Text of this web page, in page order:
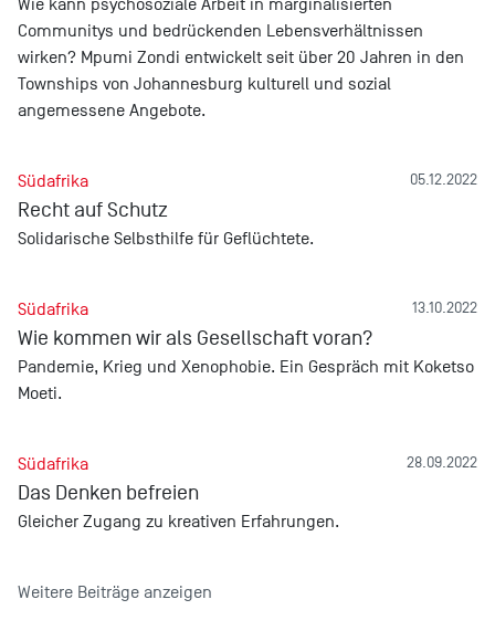
Communitys und bedrückenden Lebensverhältnissen
wirken? Mpumi Zondi entwickelt seit über 20 Jahren in den
Townships von Johannesburg kulturell und sozial
angemessene Angebote.
05.12.2022
Südafrika
Recht auf Schutz
Solidarische Selbsthilfe für Geflüchtete.
13.10.2022
Südafrika
Wie kommen wir als Gesellschaft voran?
Pandemie, Krieg und Xenophobie. Ein Gespräch mit Koketso
Moeti.
28.09.2022
Südafrika
Das Denken befreien
Gleicher Zugang zu kreativen Erfahrungen.
Weitere Beiträge anzeigen